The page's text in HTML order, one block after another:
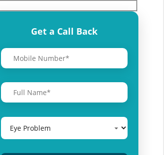
Get a Call Back